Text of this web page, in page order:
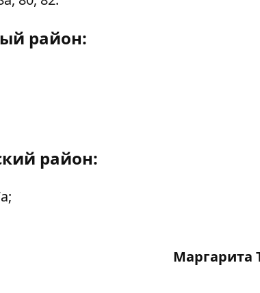
район:
район:
Маргарита